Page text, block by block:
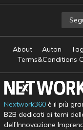
About Autori
Terms&Conditions
Nextwork360è il più
B2B dedicati ai temi
dell’Innovazione